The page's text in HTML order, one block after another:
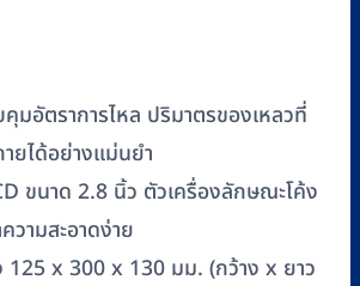
มอัตราการไหล ปริมาตรของเหลวที่
ายได้อย่างแม่นยำ
ขนาด 2.8 นิ้ว ตัวเครื่องลักษณะโค้ง
วามสะอาดง่าย
125 x 300 x 130 มม. (กว้าง x ยาว